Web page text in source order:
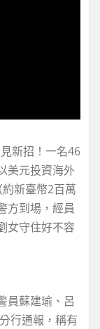
新招！一名46
美元投資海外
新臺幣2百萬
方到場，經員
女守住好不容
員蘇建瑜、呂
行通報，稱有